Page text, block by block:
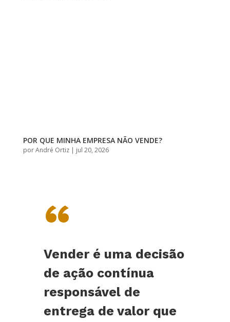
POR QUE MINHA EMPRESA NÃO VENDE?
porAndré Ortiz| jul 20, 2026
“
Vender é uma decisão
de ação contínua
responsável de
entrega de valor que